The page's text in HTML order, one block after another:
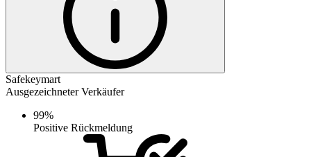
Safekeymart
Ausgezeichneter Verkäufer
99%
Positive Rückmeldung